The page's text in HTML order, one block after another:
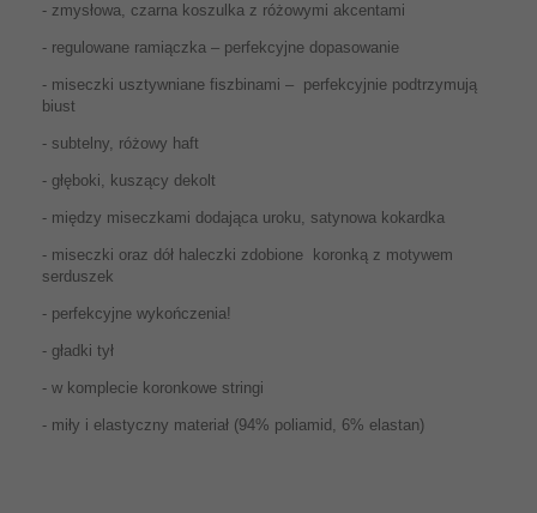
- zmysłowa, czarna koszulka z różowymi akcentami
- regulowane ramiączka – perfekcyjne dopasowanie
- miseczki usztywniane fiszbinami – perfekcyjnie podtrzymują
biust
- subtelny, różowy haft
- głęboki, kuszący dekolt
- między miseczkami dodająca uroku, satynowa kokardka
- miseczki oraz dół haleczki zdobione koronką z motywem
serduszek
- perfekcyjne wykończenia!
- gładki tył
- w komplecie koronkowe stringi
- miły i elastyczny materiał (94% poliamid, 6% elastan)